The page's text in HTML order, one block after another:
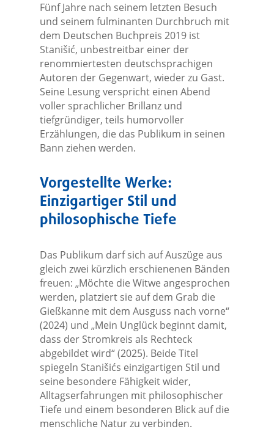
Fünf Jahre nach seinem letzten Besuch
und seinem fulminanten Durchbruch mit
dem Deutschen Buchpreis 2019 ist
Stanišić, unbestreitbar einer der
renommiertesten deutschsprachigen
Autoren der Gegenwart, wieder zu Gast.
Seine Lesung verspricht einen Abend
voller sprachlicher Brillanz und
tiefgründiger, teils humorvoller
Erzählungen, die das Publikum in seinen
Bann ziehen werden.
Vorgestellte Werke:
Einzigartiger Stil und
philosophische Tiefe
Das Publikum darf sich auf Auszüge aus
gleich zwei kürzlich erschienenen Bänden
freuen: „Möchte die Witwe angesprochen
werden, platziert sie auf dem Grab die
Gießkanne mit dem Ausguss nach vorne“
(2024) und „Mein Unglück beginnt damit,
dass der Stromkreis als Rechteck
abgebildet wird“ (2025). Beide Titel
spiegeln Stanišićs einzigartigen Stil und
seine besondere Fähigkeit wider,
Alltagserfahrungen mit philosophischer
Tiefe und einem besonderen Blick auf die
menschliche Natur zu verbinden.